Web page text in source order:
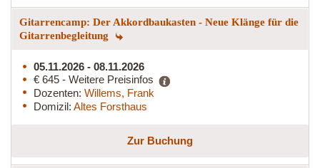
Gitarrencamp: Der Akkordbaukasten - Neue Klänge für die
Gitarrenbegleitung
05.11.2026 - 08.11.2026
€ 645 - Weitere Preisinfos
Dozenten: Willems, Frank
Domizil: Altes Forsthaus
Zur Buchung